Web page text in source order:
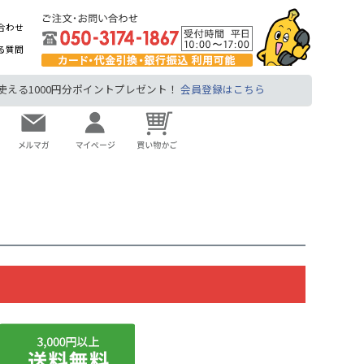
わせ
質問
1000円分ポイントプレゼント！ 会員登録はこちら